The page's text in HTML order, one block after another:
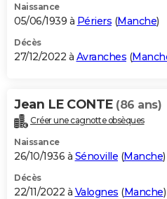
Naissance
05/06/1939 à Périers (Manche)
Décès
27/12/2022 à Avranches (
Jean LE CONTE (86 ans)
Créer une cagnotte obsèques
Naissance
26/10/1936 à Sénoville (Manche)
Décès
22/11/2022 à Valognes (Manche)